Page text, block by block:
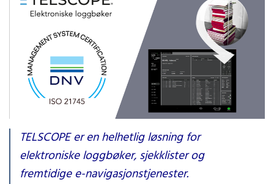
TELSCOPE er en helhetlig løsning for
elektroniske loggbøker, sjekklister og
fremtidige e-navigasjonstjenester.